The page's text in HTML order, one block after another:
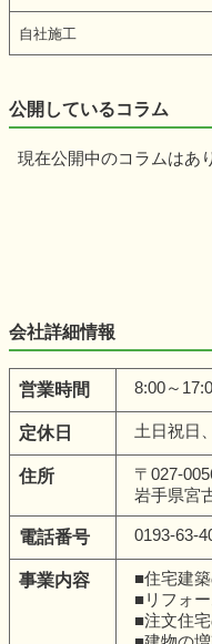
自社施工
公開しているコラム
現在公開中のコラムはあ
会社詳細情報
営業時間 8:00～
定休日 土日祝日
住所
〒027-
岩手県宮
電話番号 0193-63-
事業内容
■住宅建
■リフォ
■注文住